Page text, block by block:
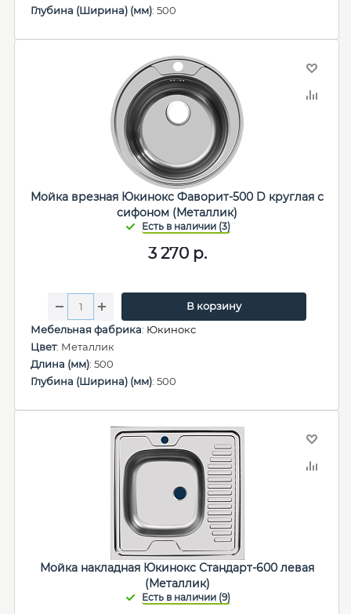
Глубина (Ширина) (мм): 500
Мойка врезная Юкинокс Фаворит-500 D круглая с
сифоном (Металлик)
3 270р.
В корзину
Мебельная фабрика: Юкинокс
Цвет: Металлик
Длина (мм): 500
Глубина (Ширина) (мм): 500
Мойка накладная Юкинокс Стандарт-600 левая
(Металлик)